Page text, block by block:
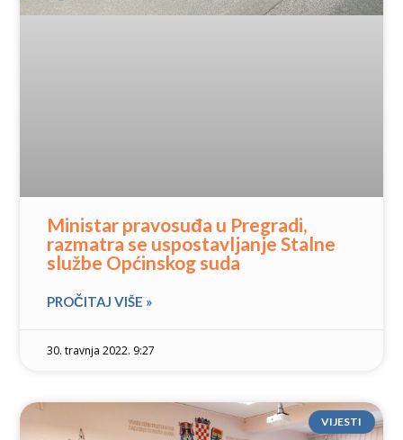
Ministar pravosuđa u Pregradi,
razmatra se uspostavljanje Stalne
službe Općinskog suda
PROČITAJ VIŠE »
30. travnja 2022. 9:27
VIJESTI